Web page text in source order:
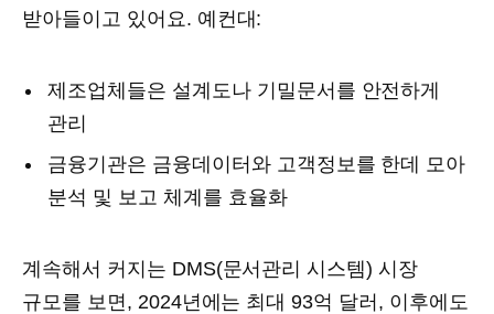
받아들이고 있어요. 예컨대:
제조업체들은 설계도나 기밀문서를 안전하게
관리
금융기관은 금융데이터와 고객정보를 한데 모아
분석 및 보고 체계를 효율화
계속해서 커지는 DMS(문서관리 시스템) 시장
규모를 보면, 2024년에는 최대 93억 달러, 이후에도